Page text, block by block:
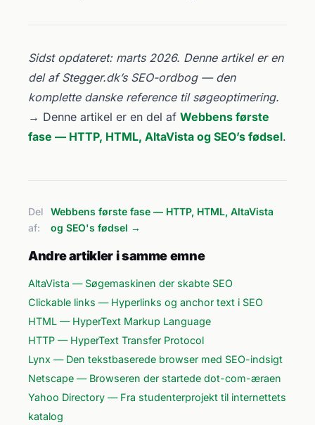
Sidst opdateret: marts 2026. Denne artikel er en
del af Stegger.dk’s SEO-ordbog — den
komplette danske reference til søgeoptimering.
→ Denne artikel er en del af Webbens første
fase — HTTP, HTML, AltaVista og SEO’s fødsel.
Del
af:
Webbens første fase — HTTP, HTML, AltaVista
og SEO's fødsel →
Andre artikler i samme emne
AltaVista — Søgemaskinen der skabte SEO
Clickable links — Hyperlinks og anchor text i SEO
HTML — HyperText Markup Language
HTTP — HyperText Transfer Protocol
Lynx — Den tekstbaserede browser med SEO-indsigt
Netscape — Browseren der startede dot-com-æraen
Yahoo Directory — Fra studenterprojekt til internettets
katalog